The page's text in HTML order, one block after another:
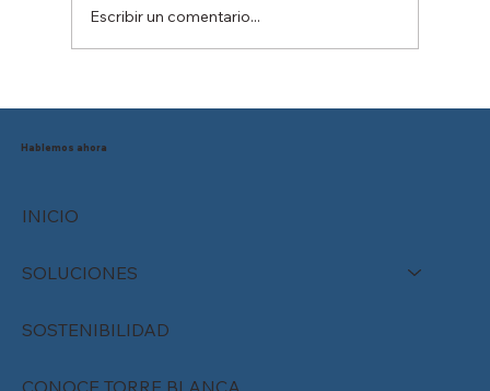
Escribir un comentario...
INICIO
SOLUCIONES
SOSTENIBILIDAD
CONOCE TORRE BLANCA
Hablemos ahora